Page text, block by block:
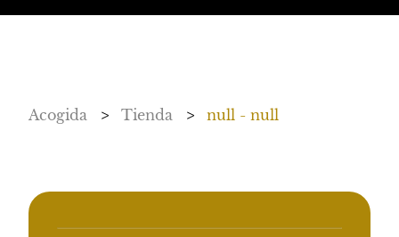
Acogida > Tienda > null - null